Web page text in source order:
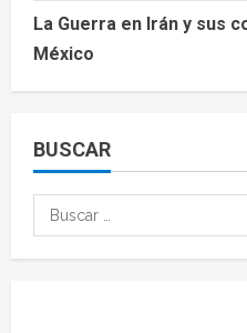
La Guerra en Irán y sus
México
BUSCAR